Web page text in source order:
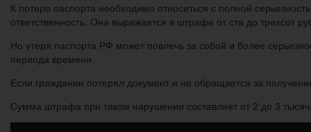
К потере паспорта необходимо относиться с полной
ответственность. Она выражается в штрафе от ста до трехсот
Но утеря паспорта РФ может повлечь за собой и более
периода времени.
Если гражданин потерял документ и не обращается за
Сумма штрафа при таком нарушении составляет от 2 до 3